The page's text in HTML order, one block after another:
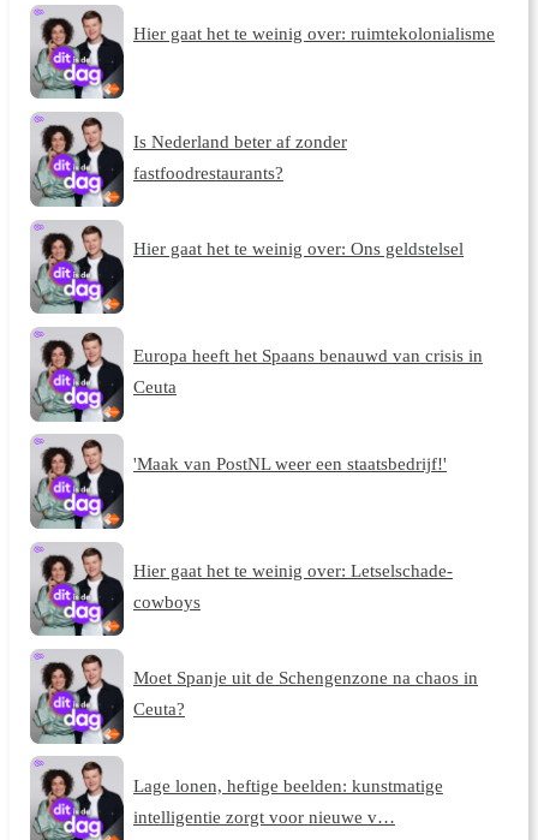
Hier gaat het te weinig over: ruimtekolonialisme
Is Nederland beter af zonder
fastfoodrestaurants?
Hier gaat het te weinig over: Ons geldstelsel
Europa heeft het Spaans benauwd van crisis in
Ceuta
'Maak van PostNL weer een staatsbedrijf!'
Hier gaat het te weinig over: Letselschade-
cowboys
Moet Spanje uit de Schengenzone na chaos in
Ceuta?
Lage lonen, heftige beelden: kunstmatige
intelligentie zorgt voor nieuwe v…